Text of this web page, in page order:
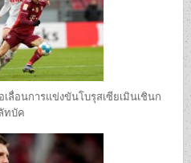
ลื่อนการแข่งขันโบรุสเซียเมินเชินก
ทบัค